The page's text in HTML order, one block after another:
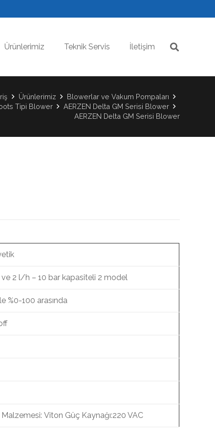
Ürünlerimiz Teknik Servis İletişim
Ürünlerimiz
Blowerlar ve Vakum Pompaları
Tipi Blower
AERZEN Delta GM Serisi Blower
AERZEN Delta GM Serisi Blower
2 l/h – 10 bar kapasiteli 2 model
%0-100 arasında
Viton Güç Kaynağı:220 VAC